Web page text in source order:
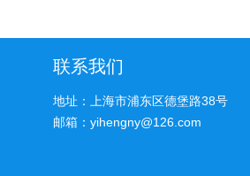
联系我们
地址：上海市浦东区德堡路38号
邮箱：yihengny@126.com